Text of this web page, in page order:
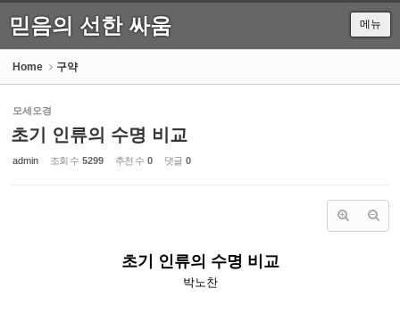
믿음의 선한 싸움 메뉴
Home 구약
모세오경
초기 인류의 수명 비교
admin 조회 수 5299 추천 수 0 댓글 0
초기 인류의 수명 비교
박노찬
Sketchbook5, 스케치북5